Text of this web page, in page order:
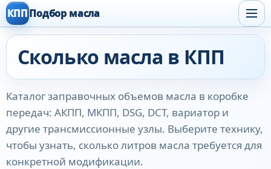
КПППодбор масла
Сколько масла в КПП
Каталог заправочных объемов масла в коробке
передач: АКПП, МКПП, DSG, DCT, вариатор и
другие трансмиссионные узлы. Выберите технику,
чтобы узнать, сколько литров масла требуется для
конкретной модификации.